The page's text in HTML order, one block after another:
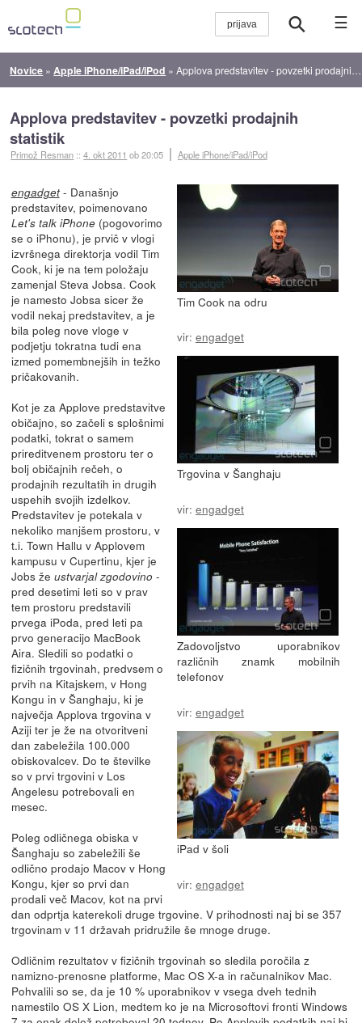
☰
Novice » Apple iPhone/iPad/iPod »Applova predstavitev - povzetki prodajnih statistik
Applova predstavitev - povzetki prodajnih
statistik
Primož Resman ::4. okt 2011 ob 20:05 Apple iPhone/iPad/iPod
Tim Cook na odru
vir: engadget
Trgovina v Šanghaju
vir: engadget
Zadovoljstvo uporabnikov
različnih znamk mobilnih
telefonov
vir: engadget
iPad v šoli
vir: engadget
engadget- Današnjo
predstavitev, poimenovano
Let's talk iPhone(pogovorimo
se o iPhonu), je prvič v vlogi
izvršnega direktorja vodil Tim
Cook, ki je na tem položaju
zamenjal Steva Jobsa. Cook
je namesto Jobsa sicer že
vodil nekaj predstavitev, a je
bila poleg nove vloge v
podjetju tokratna tudi ena
izmed pomembnejših in težko
pričakovanih.
Kot je za Applove predstavitve
običajno, so začeli s splošnimi
podatki, tokrat o samem
prireditvenem prostoru ter o
bolj običajnih rečeh, o
prodajnih rezultatih in drugih
uspehih svojih izdelkov.
Predstavitev je potekala v
nekoliko manjšem prostoru, v
t.i. Town Hallu v Applovem
kampusu v Cupertinu, kjer je
Jobs že ustvarjal zgodovino -
pred desetimi leti so v prav
tem prostoru predstavili
prvega iPoda, pred leti pa
prvo generacijo MacBook
Aira. Sledili so podatki o
fizičnih trgovinah, predvsem o
prvih na Kitajskem, v Hong
Kongu in v Šanghaju, ki je
največja Applova trgovina v
Aziji ter je že na otvoritveni
dan zabeležila 100.000
obiskovalcev. Do te številke
so v prvi trgovini v Los
Angelesu potrebovali en
mesec.
Poleg odličnega obiska v
Šanghaju so zabeležili še
odlično prodajo Macov v Hong
Kongu, kjer so prvi dan
prodali več Macov, kot na prvi
dan odprtja katerekoli druge trgovine. V prihodnosti naj bi se 357
trgovinam v 11 državah pridružile še mnoge druge.
Odličnim rezultatov v fizičnih trgovinah so sledila poročila z
namizno-prenosne platforme, Mac OS X-a in računalnikov Mac.
Pohvalili so se, da je 10 % uporabnikov v vsega dveh tednih
namestilo OS X Lion, medtem ko je na Microsoftovi fronti Windows